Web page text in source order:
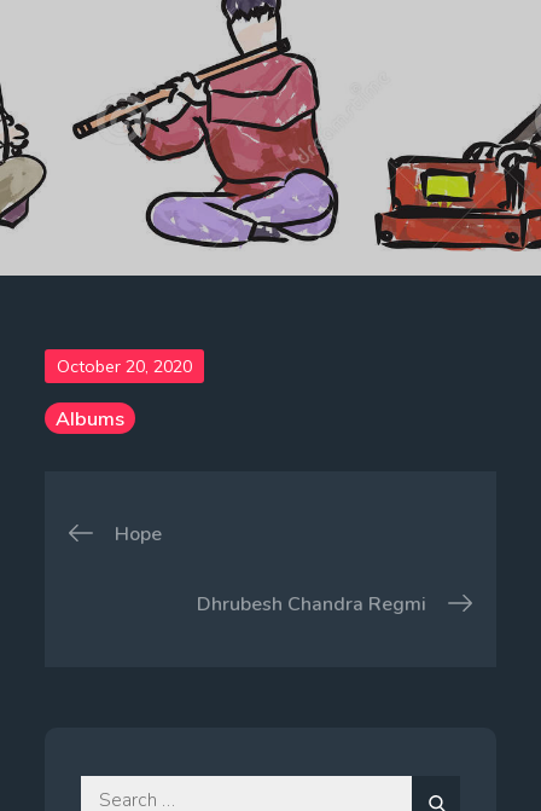
Posted
on
October 20, 2020
Albums
Post
navigation
Hope
Dhrubesh Chandra Regmi
Search